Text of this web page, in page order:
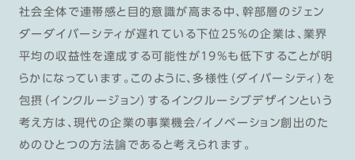
社会全体で連帯感と目的意識が高まる中、幹部層のジェン
ダーダイバーシティが遅れている下位25%の企業は、業界
平均の収益性を達成する可能性が19%も低下することが明
らかになっています。このように、多様性（ダイバーシティ）を
包摂（インクルージョン）するインクルーシブデザインという
考え方は、現代の企業の事業機会/イノベーション創出のた
めのひとつの方法論であると考えられます。